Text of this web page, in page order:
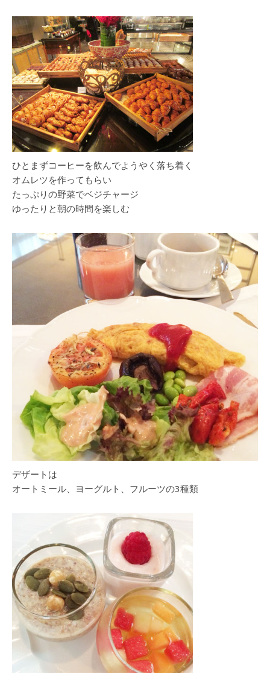
ひとまずコーヒーを飲んでようやく落ち着く
オムレツを作ってもらい
たっぷりの野菜でベジチャージ
ゆったりと朝の時間を楽しむ
デザートは
オートミール、ヨーグルト、フルーツの3種類